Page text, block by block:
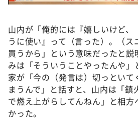
山内が「俺的には『嬉しいけど、
うに使い』って（言った）。（ス
買うから」という意味だったと説
みは「そういうことやったんや
家が「今の（発言は）切っといて
まうんで」と話すと、山内は「鎮
で燃え上がらしてんねん」と相方
かった。